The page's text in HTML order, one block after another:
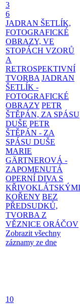
3
6
JADRAN ŠETLÍK,
FOTOGRAFICKÉ
OBRAZY, VE
STOPÁCH VZORŮ
A
RETROSPEKTIVNÍ
TVORBA JADRAN
ŠETLÍK -
FOTOGRAFICKÉ
OBRAZY PETR
ŠTĚPÁN, ZA SPÁSU
DUŠE PETR
ŠTĚPÁN - ZA
SPÁSU DUŠE
MARIE
GÄRTNEROVÁ -
ZAPOMENUTÁ
OPERNÍ DIVA S
KŘIVOKLÁTSKÝMI
KOŘENY BEZ
PŘEDSUDKŮ,
TVORBA Z
VĚZNICE ORÁČOV
Zobrazit všechny
záznamy ze dne
10